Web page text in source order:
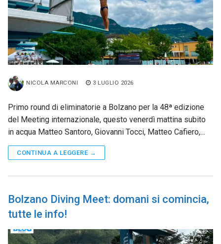
NICOLA MARCONI 3 LUGLIO 2026
Primo round di eliminatorie a Bolzano per la 48ª edizione
del Meeting internazionale, questo venerdì mattina subito
in acqua Matteo Santoro, Giovanni Tocci, Matteo Cafiero,…
CONTINUA A LEGGERE →
Bolzano Diving Meet: domani si comincia,
tutte le info!